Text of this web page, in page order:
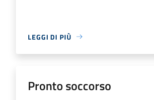
LEGGI DI PIÙ
Pronto soccorso